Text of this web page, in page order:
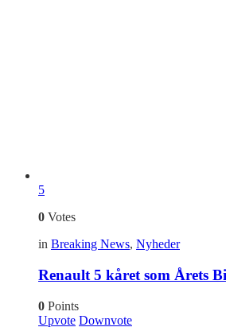
5
0 Votes
in Breaking News, Nyheder
Renault 5 kåret som Årets
0 Points
Upvote Downvote